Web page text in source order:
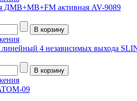
ДМВ+МВ+FM активная AV-9089
4 независимых выхода
09